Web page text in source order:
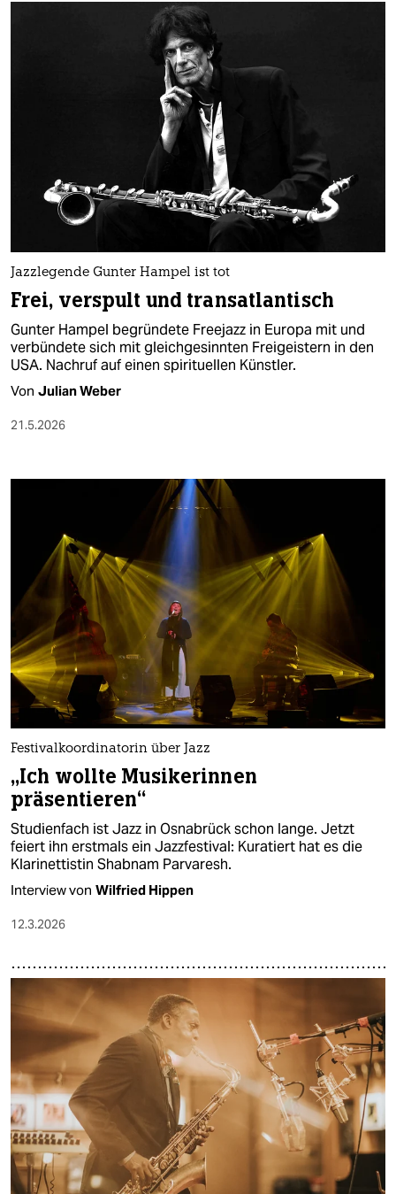
Jazzlegende Gunter Hampel ist tot
Frei, verspult und transatlantisch
Gunter Hampel begründete Freejazz in Europa mit und
verbündete sich mit gleichgesinnten Freigeistern in den
USA. Nachruf auf einen spirituellen Künstler.
Von Julian Weber
21.5.2026
Festivalkoordinatorin über Jazz
„Ich wollte Musikerinnen
präsentieren“
Studienfach ist Jazz in Osnabrück schon lange. Jetzt
feiert ihn erstmals ein Jazzfestival: Kuratiert hat es die
Klarinettistin Shabnam Parvaresh.
Interview von Wilfried Hippen
12.3.2026